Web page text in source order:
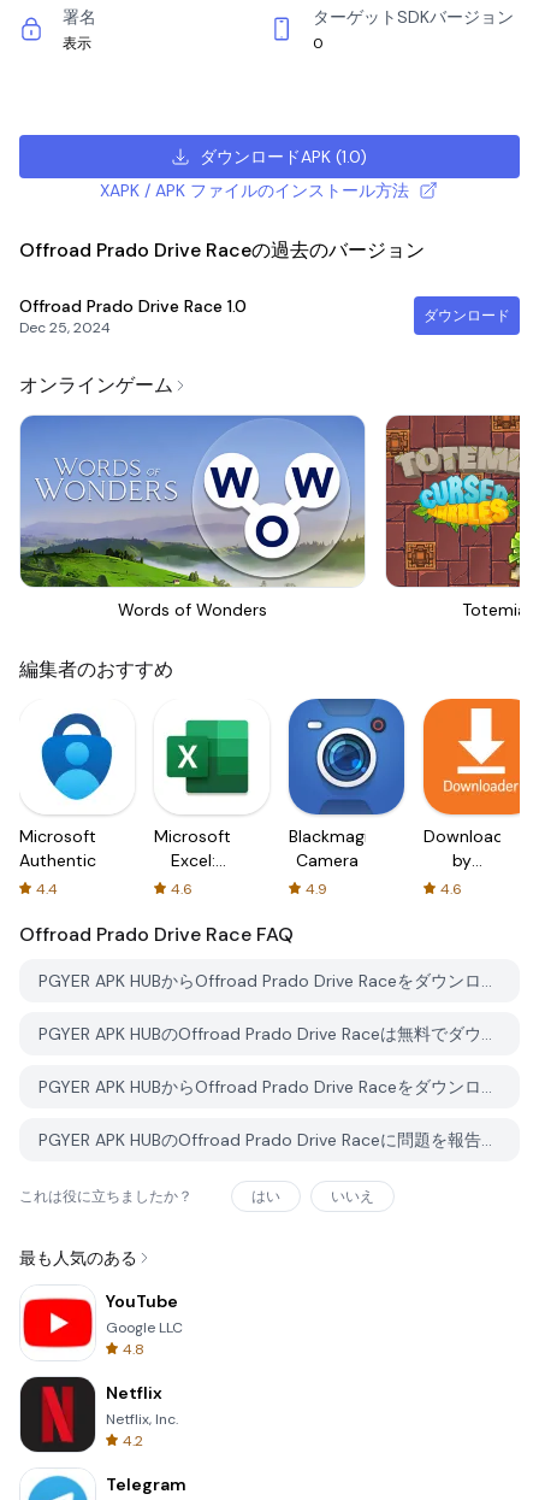
署名
表示
ターゲットSDKバージョン
0
ダウンロードAPK (1.0)
XAPK / APK ファイルのインストール方法
Offroad Prado Drive Raceの過去のバージョン
Offroad Prado Drive Race 1.0
Dec 25, 2024
ダウンロード
オンラインゲーム
Words of Wonders Totemia
編集者のおすすめ
Microsoft
Authenticator
4.4
Microsoft
Excel:
Spreadsheets
4.6
Blackmagic
Camera
4.9
Downloader
by
AFTVnews
4.6
Offroad Prado Drive Race FAQ
PGYER APK HUBからOffroad Prado Drive Raceをダウンロードする方法は？
PGYER APK HUBのOffroad Prado Drive Raceは無料でダウンロードできますか？
PGYER APK HUBからOffroad Prado Drive Raceをダウンロードするにはアカウントが必要ですか？
PGYER APK HUBのOffroad Prado Drive Raceに問題を報告する方法は？
これは役に立ちましたか？ はい いいえ
最も人気のある
YouTube
Google LLC
4.8
Netflix
Netflix, Inc.
4.2
Telegram